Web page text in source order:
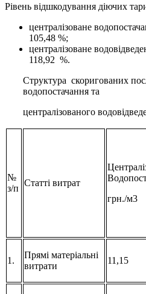
Рівень відшкодування діючих
централізоване
105,48 %;
централізоване
118,92 %.
Структура скоригованих
водопостачання та
централізованого
№
з/п
Статті витрат
грн./м3
1.
Прямі матеріальні
витрати
11,15